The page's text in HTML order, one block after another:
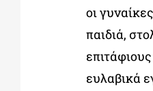
οι
παιδιά,
ευλαβικά